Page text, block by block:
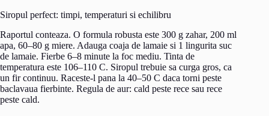
Siropul perfect: timpi, temperaturi si echilibru
Raportul conteaza. O formula robusta este 300 g zahar, 200 ml
apa, 60–80 g miere. Adauga coaja de lamaie si 1 lingurita suc
de lamaie. Fierbe 6–8 minute la foc mediu. Tinta de
temperatura este 106–110 C. Siropul trebuie sa curga gros, ca
un fir continuu. Raceste-l pana la 40–50 C daca torni peste
baclavaua fierbinte. Regula de aur: cald peste rece sau rece
peste cald.